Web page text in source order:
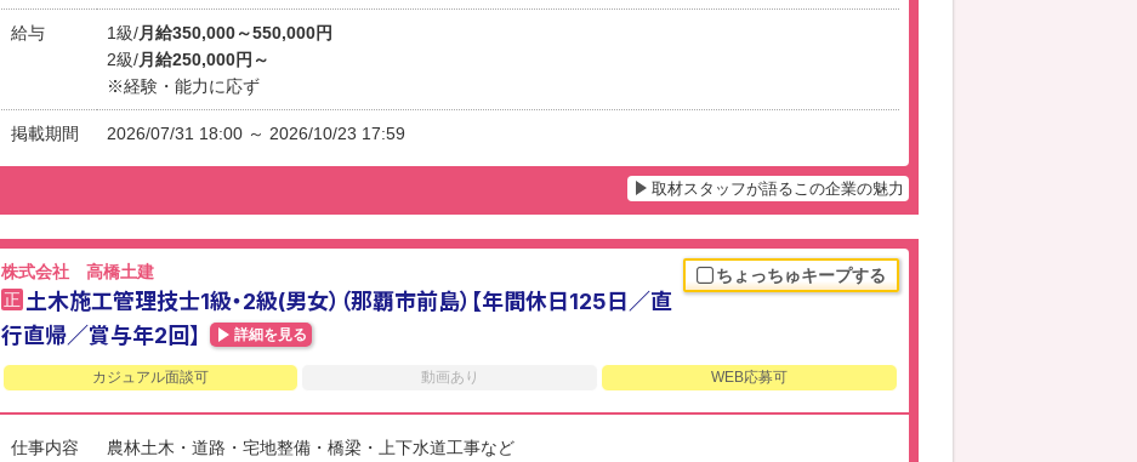
給与 1級/月給350,000～550,000円
2級/月給250,000円～
※経験・能力に応ず
掲載期間 2026/07/31 18:00 ～ 2026/10/23 17:59
取材スタッフが語るこの企業の魅力
ちょっちゅキープする
株式会社 高橋土建
正 土木施工管理技士1級・2級(男女）（那覇市前島）【年間休日125日／直
行直帰／賞与年2回】
詳細を見る
カジュアル面談可 動画あり WEB応募可
仕事内容
農林土木・道路・宅地整備・橋梁・上下水道工事など